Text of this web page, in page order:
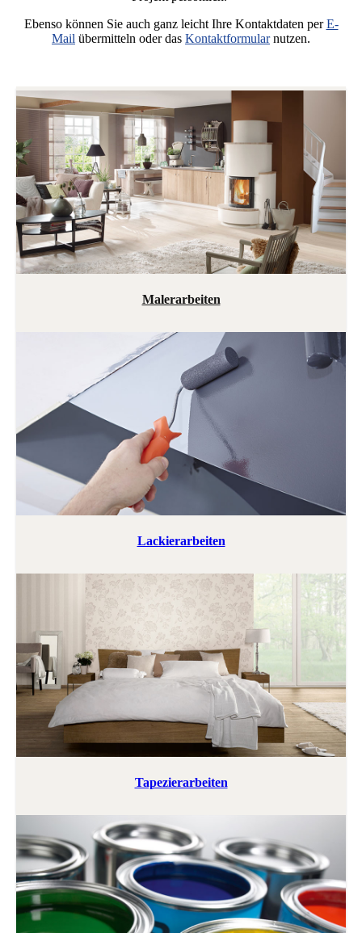
Ebenso können Sie auch ganz leicht Ihre Kontaktdaten perE-
Mail übermitteln oder das Kontaktformularnutzen.
Maler­arbeiten
Lackierarbeiten
Tapezierarbeiten